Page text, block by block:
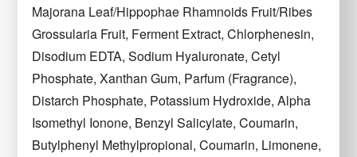
Majorana Leaf/Hippophae Rhamnoids Fruit/Ribes
Grossularia Fruit, Ferment Extract, Chlorphenesin,
Disodium EDTA, Sodium Hyaluronate, Cetyl
Phosphate, Xanthan Gum, Parfum (Fragrance),
Distarch Phosphate, Potassium Hydroxide, Alpha
Isomethyl Ionone, Benzyl Salicylate, Coumarin,
Butylphenyl Methylpropional, Coumarin, Limonene,